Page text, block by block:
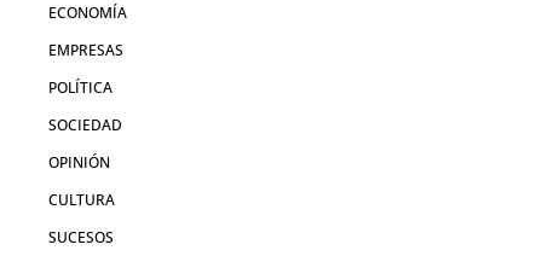
ECONOMÍA
EMPRESAS
POLÍTICA
SOCIEDAD
OPINIÓN
CULTURA
SUCESOS